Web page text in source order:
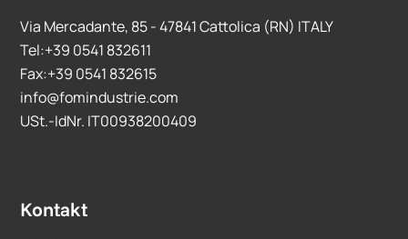
Via Mercadante, 85 - 47841 Cattolica (RN) ITALY
Tel:+39 0541 832611
Fax:+39 0541 832615
info@fomindustrie.com
USt.-IdNr. IT00938200409
Kontakt